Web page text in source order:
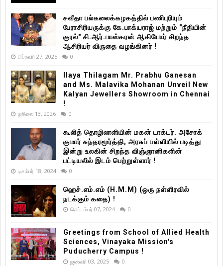
சவீதா பல்கலைக்கழகத்தில் பணிபுரியும்
பேராசிரியருக்கு கே.பாக்யராஜ் மற்றும் "நீதியின்
குரல்" சி.ஆர்.பாஸ்கரன் ஆகியோர் சிறந்த
ஆசிரியர் விருதை வழங்கினர் !
பிப்ரவரி 27, 2025 0
Ilaya Thilagam Mr. Prabhu Ganesan
and Ms. Malavika Mohanan Unveil New
Kalyan Jewellers Showroom in Chennai
!
ஜூலை 13, 2026 0
கூலித் தொழிலாளியின் மகன் டாக்டர். அசோக்
குமார் சுந்தரமூர்த்தி, அரசுப் பள்ளியில் படித்து
இன்று உலகின் சிறந்த விஞ்ஞானிகளின்
பட்டியலில் இடம் பெற்றுள்ளார் !
டிசம்பர் 18, 2024 0
ஹெச்.எம்.எம் (H.M.M) (ஒரு நள்ளிரவில்
நடக்கும் கதை) !
செப்டம்பர் 07, 2024 0
Greetings from School of Allied Health
Sciences, Vinayaka Mission's
Puducherry Campus !
ஜனவரி 03, 2025 0